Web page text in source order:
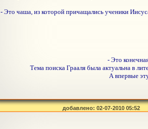
- Это чаша, из которой причащались ученики
- Это
Тема поиска Грааля была актуальна в
А впервые
добавлено: 02-07-2010 05:52